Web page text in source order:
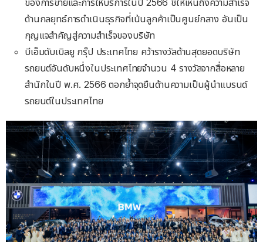
ของการขายและการให้บริการในปี 2566 ชี้ให้เห็นถึงความสำเร็จ
ด้านกลยุทธ์การดำเนินธุรกิจที่เน้นลูกค้าเป็นศูนย์กลาง อันเป็น
กุญแจสำคัญสู่ความสำเร็จของบริษัท
บีเอ็มดับเบิลยู กรุ๊ป ประเทศไทย คว้ารางวัลด้านสุดยอดบริษัท
รถยนต์อันดับหนึ่งในประเทศไทยจำนวน 4 รางวัลจากสื่อหลาย
สำนักในปี พ.ศ. 2566 ตอกย้ำจุดยืนด้านความเป็นผู้นำแบรนด์
รถยนต์ในประเทศไทย